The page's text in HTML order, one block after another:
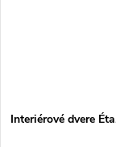
Interiérové dvere